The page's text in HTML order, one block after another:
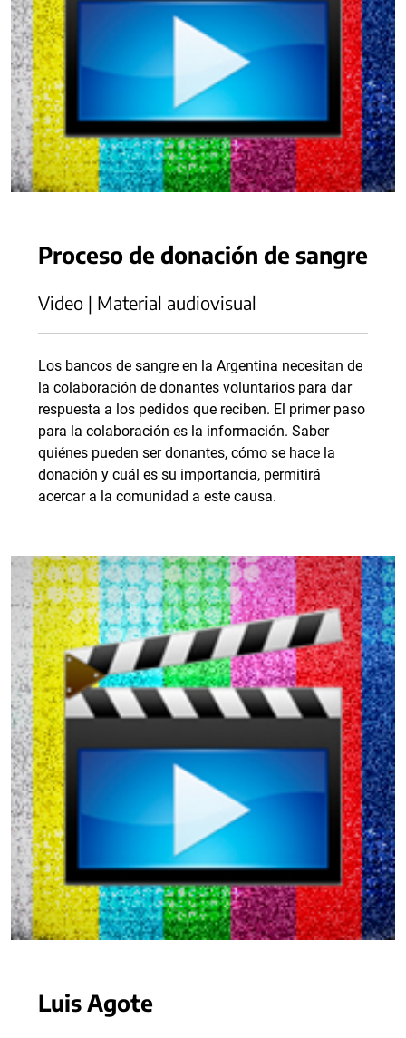
Proceso de donación de sangre
Video | Material audiovisual
Los bancos de sangre en la Argentina necesitan de
la colaboración de donantes voluntarios para dar
respuesta a los pedidos que reciben. El primer paso
para la colaboración es la información. Saber
quiénes pueden ser donantes, cómo se hace la
donación y cuál es su importancia, permitirá
acercar a la comunidad a este causa.
Luis Agote